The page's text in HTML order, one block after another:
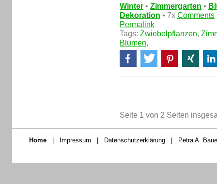
Winter • Zimmergarten •
Dekoration • 7x Comments
Permalink
Tags: Zwiebelpflanzen,
Blumen,
Seite 1 von 2 Seiten
Home Impressum Datenschutzerklärung Petra A.